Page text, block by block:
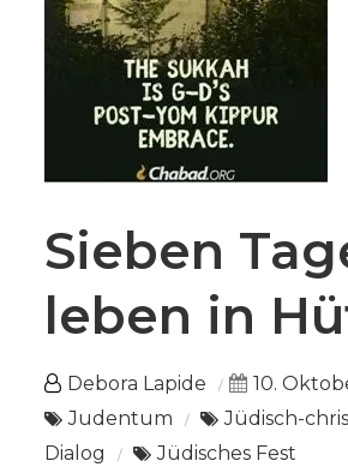
Sieben
leben in
Debora Lapide
10.
Judentum
Jüdisch-
Dialog
Jüdisches Fest